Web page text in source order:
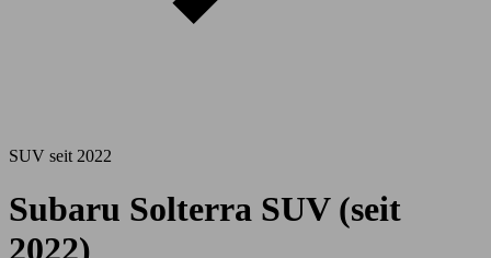
SUV seit 2022
Subaru Solterra SUV (seit
2022)